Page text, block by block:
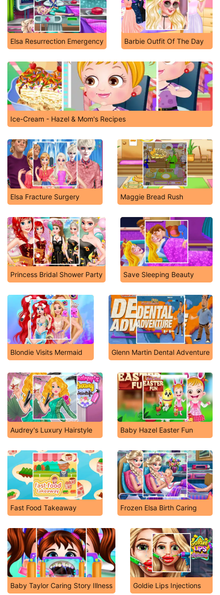
Elsa Resurrection Emergency Barbie Outfit Of The Day
Ice-Cream - Hazel & Mom's Recipes
Elsa Fracture Surgery Maggie Bread Rush
Princess Bridal Shower Party Save Sleeping Beauty
Blondie Visits Mermaid Glenn Martin Dental Adventure
Audrey's Luxury Hairstyle Baby Hazel Easter Fun
Fast Food Takeaway Frozen Elsa Birth Caring
Baby Taylor Caring Story Illness Goldie Lips Injections